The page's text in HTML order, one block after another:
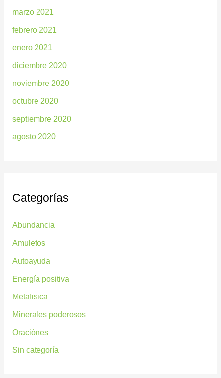
marzo 2021
febrero 2021
enero 2021
diciembre 2020
noviembre 2020
octubre 2020
septiembre 2020
agosto 2020
Categorías
Abundancia
Amuletos
Autoayuda
Energía positiva
Metafisica
Minerales poderosos
Oraciónes
Sin categoría